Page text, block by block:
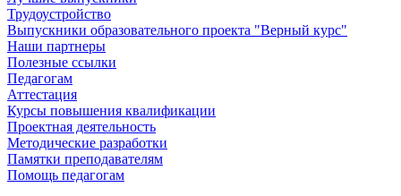
Трудоустройство
Выпускники образовательного проекта "Верный курс"
Наши партнеры
Полезные ссылки
Педагогам
Аттестация
Курсы повышения квалификации
Проектная деятельность
Методические разработки
Памятки преподавателям
Помощь педагогам